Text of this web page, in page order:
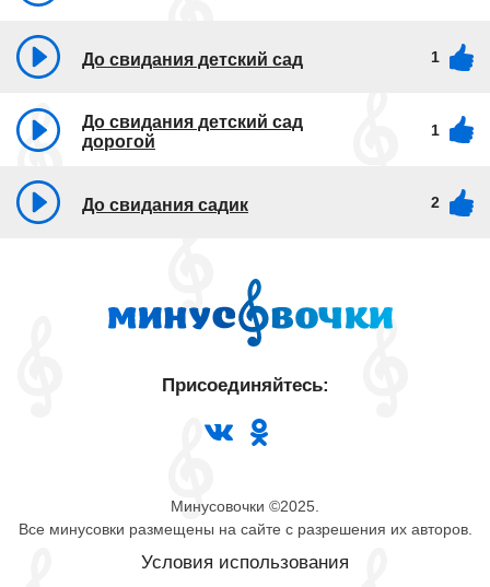
До свидания детский сад 1
До свидания детский сад
дорогой
1
До свидания садик 2
Минусовочки ©2025.
Все минусовки размещены на сайте с разрешения их авторов.
Условия использования
Присоединяйтесь: